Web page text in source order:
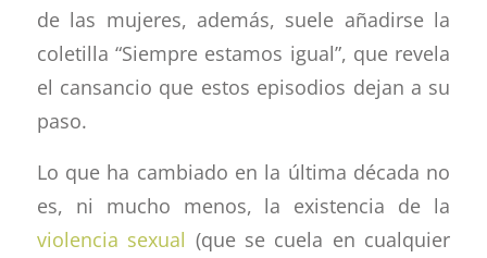
de las mujeres, además, suele añadirse la
coletilla “Siempre estamos igual”, que revela
el cansancio que estos episodios dejan a su
paso.
Lo que ha cambiado en la última década no
es, ni mucho menos, la existencia de la
violencia sexual (que se cuela en cualquier